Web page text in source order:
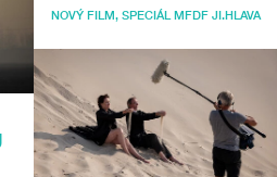
NOVÝ FILM, SPECIÁL MFDF JI.HLAVA